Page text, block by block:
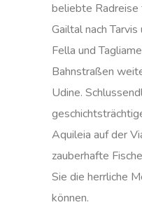
beliebte Radreise
Gailtal nach
Fella und
Bahnstraßen
Udine.
Aquileia auf der
zauberhafte
Sie die herrliche
können.